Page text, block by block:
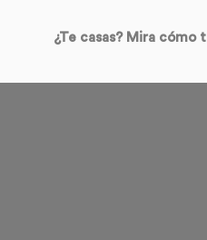
¿Te casas? Mira cómo